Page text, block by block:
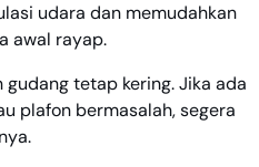
udara dan memudahkan
awal rayap.
tetap kering. Jika ada
plafon bermasalah, segera